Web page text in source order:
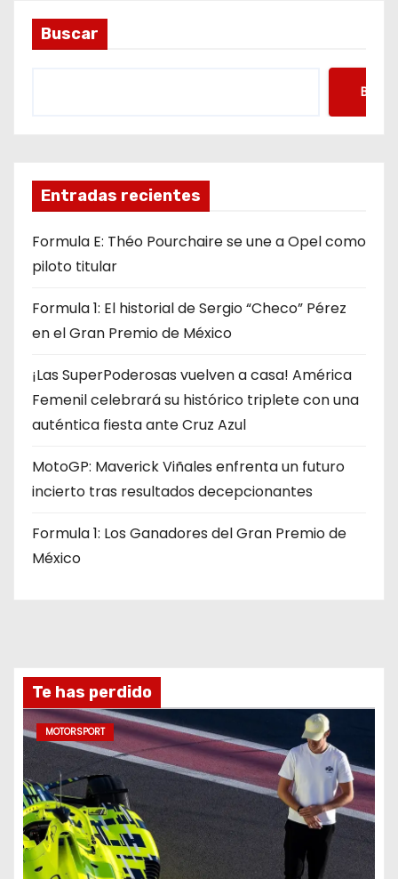
Buscar
Entradas recientes
Formula E: Théo Pourchaire se une a Opel como
piloto titular
Formula 1: El historial de Sergio “Checo” Pérez
en el Gran Premio de México
¡Las SuperPoderosas vuelven a casa! América
Femenil celebrará su histórico triplete con una
auténtica fiesta ante Cruz Azul
MotoGP: Maverick Viñales enfrenta un futuro
incierto tras resultados decepcionantes
Formula 1: Los Ganadores del Gran Premio de
México
Te has perdido
MOTORSPORT